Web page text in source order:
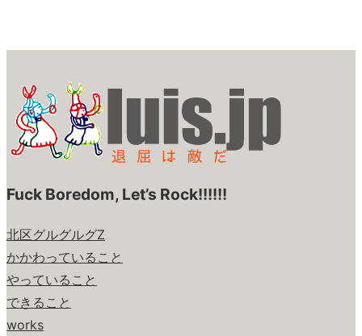
Fuck Boredom, Let’s Rock!!!!!!
北区グルグルグZ
かかわっていること
やっていること
できること
works